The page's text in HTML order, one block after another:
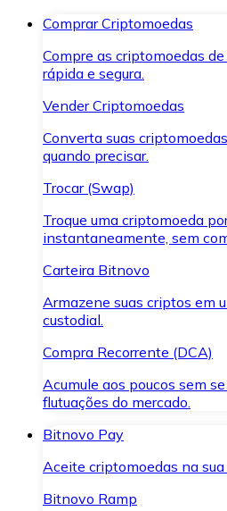
Comprar Criptomoedas
Compre as criptomoedas
rápida e segura.
Vender Criptomoedas
Converta suas
quando precisar.
Trocar (Swap)
Troque uma criptomoeda
instantaneamente, sem
Carteira Bitnovo
Armazene suas criptos em
custodial.
Compra Recorrente (DCA)
Acumule aos poucos sem
flutuações do mercado.
Bitnovo Pay
Aceite criptomoedas na sua
Bitnovo Ramp